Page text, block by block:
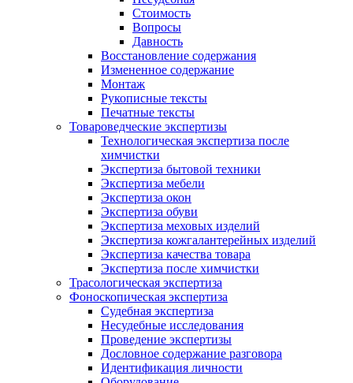
Стоимость
Вопросы
Давность
Восстановление содержания
Измененное содержание
Монтаж
Рукописные тексты
Печатные тексты
Товароведческие экспертизы
Технологическая экспертиза после
химчистки
Экспертиза бытовой техники
Экспертиза мебели
Экспертиза окон
Экспертиза обуви
Экспертиза меховых изделий
Экспертиза кожгалантерейных изделий
Экспертиза качества товара
Экспертиза после химчистки
Трасологическая экспертиза
Фоноскопическая экспертиза
Судебная экспертиза
Несудебные исследования
Проведение экспертизы
Дословное содержание разговора
Идентификация личности